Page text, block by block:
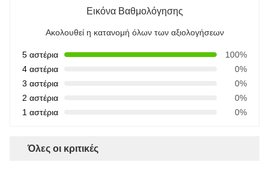
Εικόνα Βαθμολόγησης
Ακολουθεί η κατανομή όλων των αξιολογήσεων
5 αστέρια
100%
4 αστέρια
0%
3 αστέρια
0%
2 αστέρια
0%
1 αστέρια
0%
Όλες οι κριτικές